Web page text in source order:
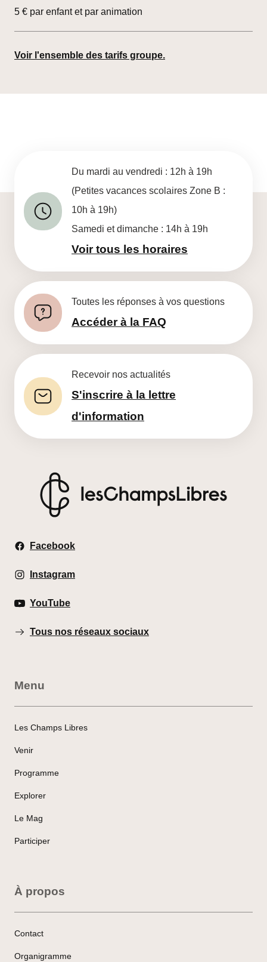
5 € par enfant et par animation
Voir l'ensemble des tarifs groupe.
Du mardi au vendredi : 12h à 19h
(Petites vacances scolaires Zone B :
10h à 19h)
Samedi et dimanche : 14h à 19h
Voir tous les horaires
Toutes les réponses à vos questions
Accéder à la FAQ
Recevoir nos actualités
S'inscrire à la lettre
d'information
Facebook
Instagram
YouTube
Tous nos réseaux sociaux
Menu
Les Champs Libres
Venir
Programme
Explorer
Le Mag
Participer
À propos
Contact
Organigramme